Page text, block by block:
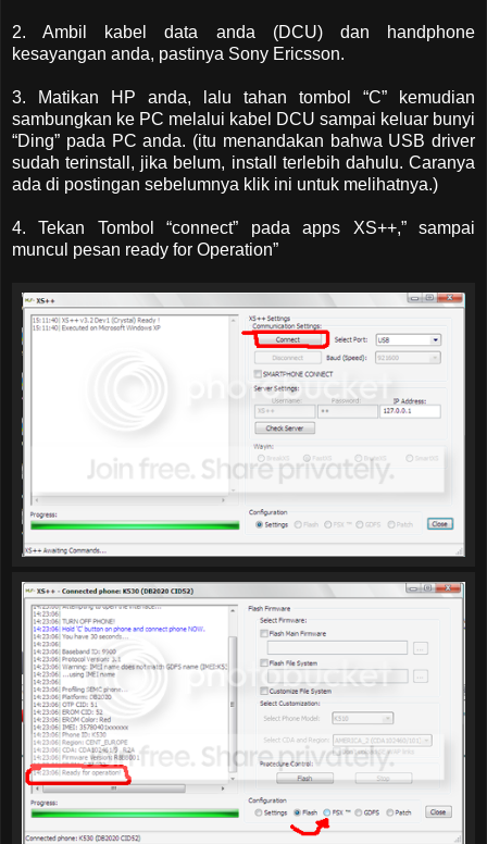
2. Ambil kabel data anda (DCU) dan handphone
kesayangan anda, pastinya Sony Ericsson.
3. Matikan HP anda, lalu tahan tombol “C” kemudian
sambungkan ke PC melalui kabel DCU sampai keluar bunyi
“Ding” pada PC anda. (itu menandakan bahwa USB driver
sudah terinstall, jika belum, install terlebih dahulu. Caranya
ada di postingan sebelumnya klik ini untuk melihatnya.)
4. Tekan Tombol “connect” pada apps XS++,” sampai
muncul pesan ready for Operation”